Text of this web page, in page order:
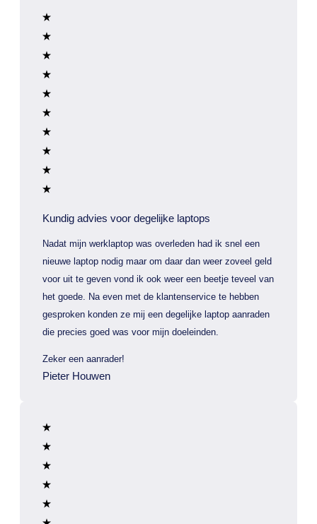
Kundig advies voor degelijke laptops
Nadat mijn werklaptop was overleden had ik snel een
nieuwe laptop nodig maar om daar dan weer zoveel geld
voor uit te geven vond ik ook weer een beetje teveel van
het goede. Na even met de klantenservice te hebben
gesproken konden ze mij een degelijke laptop aanraden
die precies goed was voor mijn doeleinden.
Zeker een aanrader!
Pieter Houwen